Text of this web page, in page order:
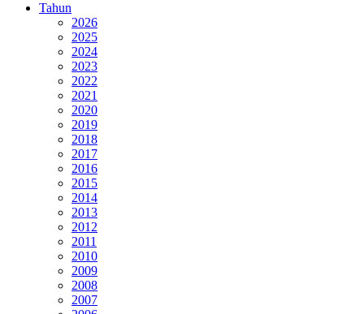
Tahun
2026
2025
2024
2023
2022
2021
2020
2019
2018
2017
2016
2015
2014
2013
2012
2011
2010
2009
2008
2007